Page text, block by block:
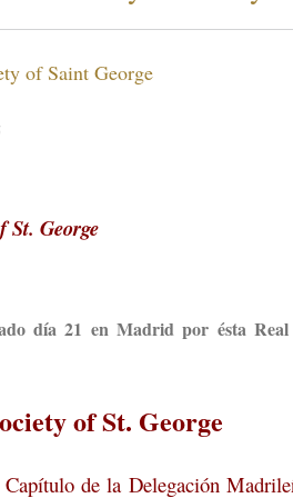
of Saint George
St. George
día 21 en Madrid por ésta Real
of St. George
de la Delegación